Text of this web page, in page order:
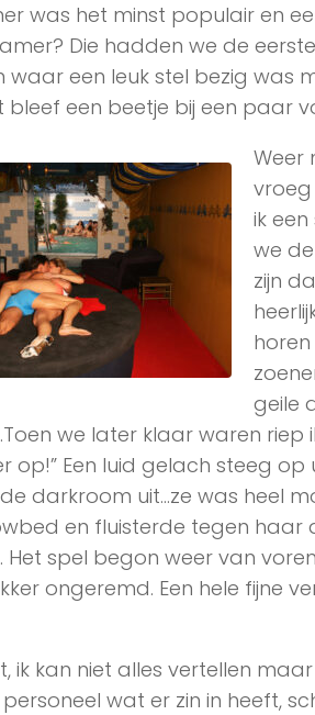
was het minst populair en
Die hadden we de
waar een leuk stel bezig was
bleef een beetje bij een paar
Weer
vroeg
ik
we
zijn
geile
we later klaar waren riep
op!” Een luid gelach steeg
darkroom uit…ze was heel
en fluisterde tegen haar
Het spel begon weer van
ongeremd. Een hele fijne
ik kan niet alles vertellen
personeel wat er zin in heeft,